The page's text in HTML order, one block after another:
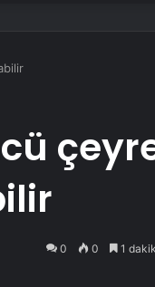
0 0 1